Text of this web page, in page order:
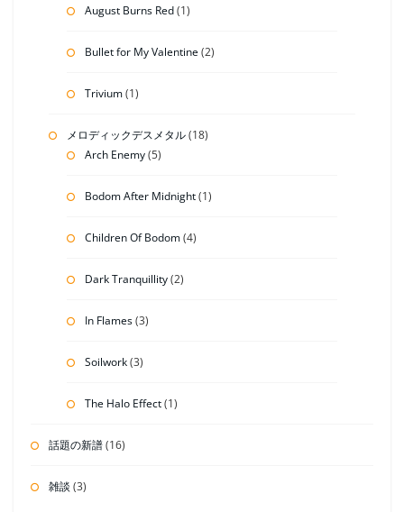
August Burns Red(1)
Bullet for My Valentine(2)
Trivium(1)
メロディックデスメタル(18)
Arch Enemy(5)
Bodom After Midnight(1)
Children Of Bodom(4)
Dark Tranquillity(2)
In Flames(3)
Soilwork(3)
The Halo Effect(1)
話題の新譜(16)
雑談 (3)